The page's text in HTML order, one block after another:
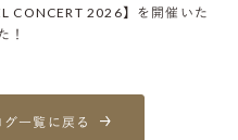
CONCERT 2026】を開催いた
！
一覧に戻る